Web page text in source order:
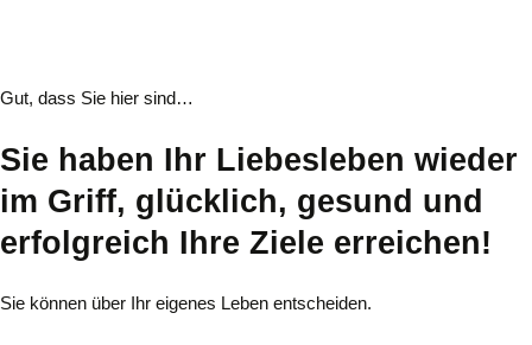
Gut, dass Sie hier sind…
Sie haben Ihr Liebesleben wieder
im Griff, glücklich, gesund und
erfolgreich Ihre Ziele erreichen!
Sie können über Ihr eigenes Leben entscheiden.